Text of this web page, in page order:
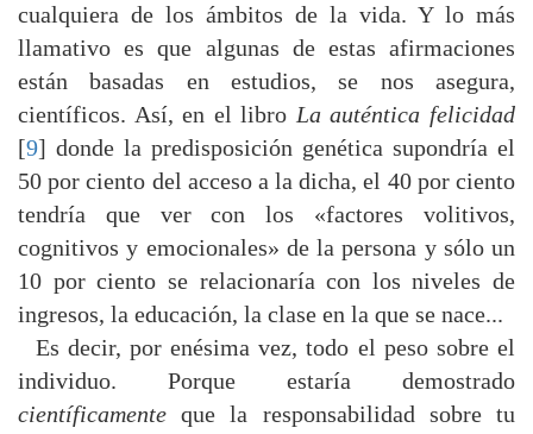
cualquiera de los ámbitos de la vida. Y lo más
llamativo es que algunas de estas afirmaciones
están basadas en estudios, se nos asegura,
científicos. Así, en el libro La auténtica felicidad
[9] donde la predisposición genética supondría el
50 por ciento del acceso a la dicha, el 40 por ciento
tendría que ver con los «factores volitivos,
cognitivos y emocionales» de la persona y sólo un
10 por ciento se relacionaría con los niveles de
ingresos, la educación, la clase en la que se nace...
Es decir, por enésima vez, todo el peso sobre el
individuo. Porque estaría demostrado
científicamente que la responsabilidad sobre tu